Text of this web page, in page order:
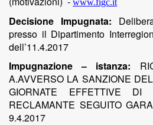
www.figc.it
Decisione Impugnata:
presso il Dipartimento
dell’11.4.2017
Impugnazione – istanza:
A.AVVERSO LA SANZIONE
GIORNATE EFFETTIVE
RECLAMANTE SEGUITO
9.4.2017